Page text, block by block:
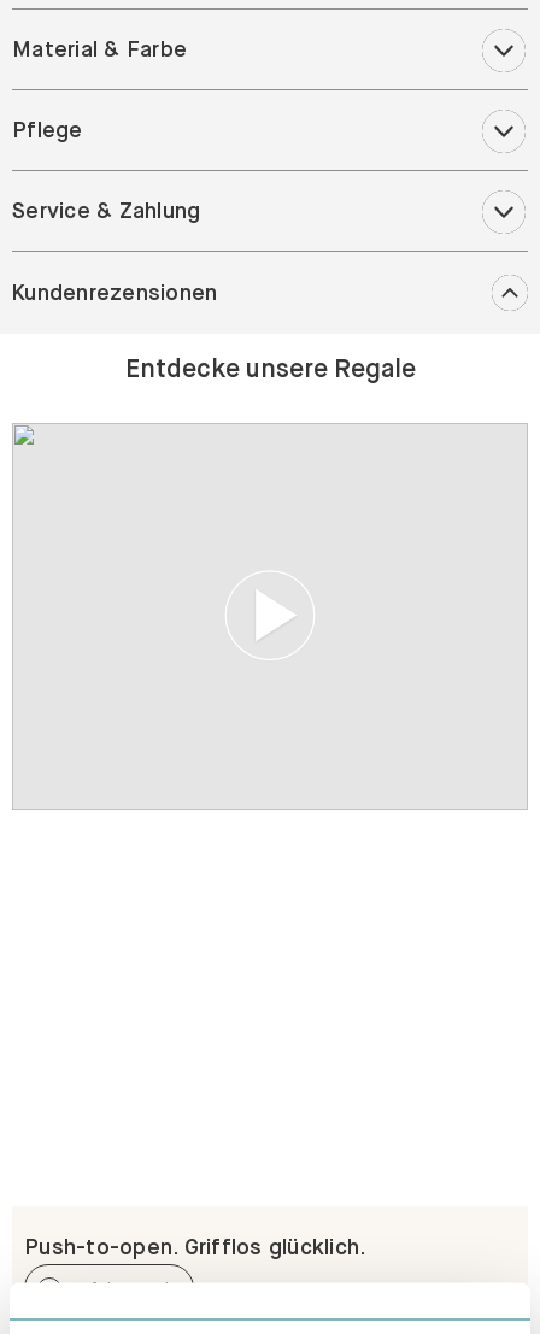
Material & Farbe
Pflege
Service & Zahlung
Kundenrezensionen
Entdecke unsere Regale
Push-to-open. Grifflos glücklich.
Erfahre mehr